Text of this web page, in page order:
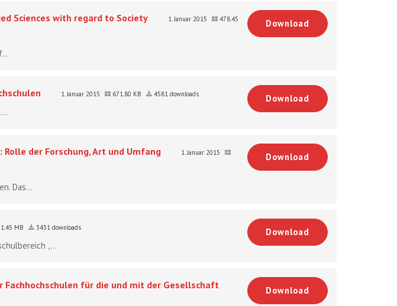
Sciences with regard to Society 1. Januar 2015
478.45
Download
1. Januar 2015 671.80 KB 4581 downloads Download
der Forschung, Art und Umfang
1. Januar 2015
Das...
Download
1.45 MB 3431 downloads
,...
Download
Fachhochschulen für die und mit der Gesellschaft Download